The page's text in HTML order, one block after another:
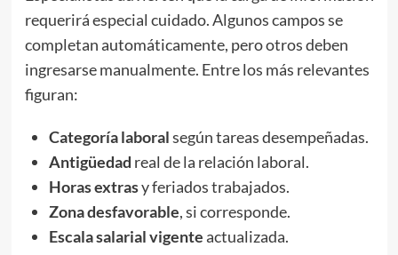
requerirá especial cuidado. Algunos campos se
completan automáticamente, pero otros deben
ingresarse manualmente. Entre los más relevantes
figuran:
Categoría laboralsegún tareas desempeñadas.
Antigüedad real de la relación laboral.
Horas extrasy feriados trabajados.
Zona desfavorable, si corresponde.
Escala salarial vigenteactualizada.